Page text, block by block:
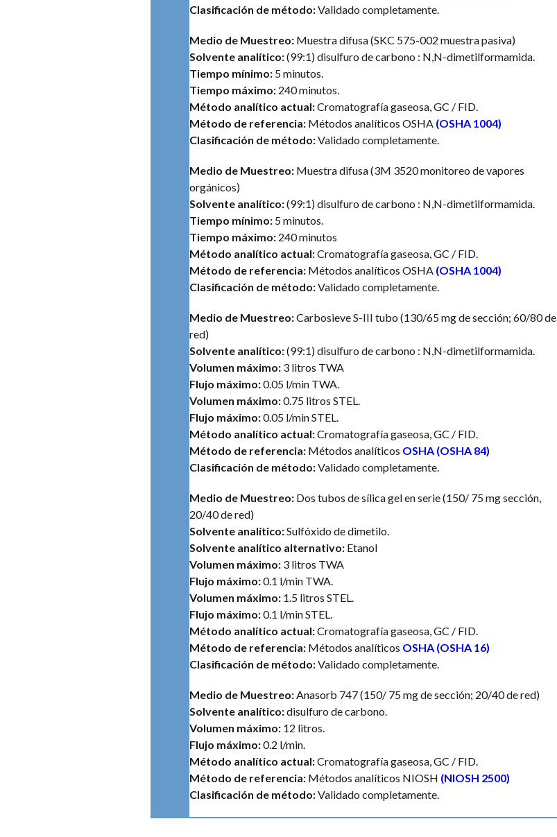
Clasificación de método:Validado completamente.
Medio de Muestreo: Muestra difusa (SKC 575-002 muestra pasiva)
Solvente analítico:(99:1) disulfuro de carbono : N,N-dimetilformamida.
Tiempo mínimo:5 minutos.
Tiempo máximo: 240 minutos.
Método analítico actual:Cromatografía gaseosa, GC / FID.
Método de referencia: Métodos analíticos OSHA(OSHA 1004)
Clasificación de método:Validado completamente.
Medio de Muestreo: Muestra difusa (3M 3520 monitoreo de vapores
orgánicos)
Solvente analítico:(99:1) disulfuro de carbono : N,N-dimetilformamida.
Tiempo mínimo:5 minutos.
Tiempo máximo: 240 minutos
Método analítico actual:Cromatografía gaseosa, GC / FID.
Método de referencia: Métodos analíticos OSHA(OSHA 1004)
Clasificación de método:Validado completamente.
Medio de Muestreo:Carbosieve S-III tubo (130/65 mg de sección; 60/80 de
red)
Solvente analítico:(99:1) disulfuro de carbono : N,N-dimetilformamida.
Volumen máximo: 3 litros TWA
Flujo máximo:0.05 l/min TWA.
Volumen máximo:0.75 litros STEL.
Flujo máximo:0.05 l/min STEL.
Método analítico actual:Cromatografía gaseosa, GC / FID.
Método de referencia: Métodos analíticos OSHA (OSHA 84)
Clasificación de método:Validado completamente.
Medio de Muestreo: Dos tubos de sílica gel en serie (150/ 75 mg sección,
20/40 de red)
Solvente analítico:Sulfóxido de dimetilo.
Solvente analítico alternativo:Etanol
Volumen máximo: 3 litros TWA
Flujo máximo:0.1 l/min TWA.
Volumen máximo: 1.5 litros STEL.
Flujo máximo:0.1 l/min STEL.
Método analítico actual:Cromatografía gaseosa, GC / FID.
Método de referencia: Métodos analíticos OSHA (OSHA 16)
Clasificación de método:Validado completamente.
Medio de Muestreo:Anasorb 747 (150/ 75 mg de sección; 20/40 de red)
Solvente analítico:disulfuro de carbono.
Volumen máximo: 12 litros.
Flujo máximo:0.2 l/min.
Método analítico actual:Cromatografía gaseosa, GC / FID.
Método de referencia: Métodos analíticos NIOSH (NIOSH 2500)
Clasificación de método:Validado completamente.